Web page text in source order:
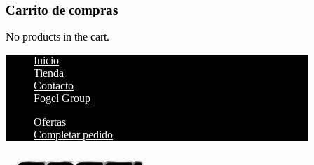
Carrito de compras
No products in the cart.
Inicio
Tienda
Contacto
Fogel Group
Ofertas
Completar pedido